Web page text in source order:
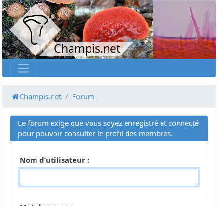
Champis.net
Champis.net Forum
Le forum exige que vous soyez enregistré et connecté
pour pouvoir consulter le profil des membres.
Nom d’utilisateur :